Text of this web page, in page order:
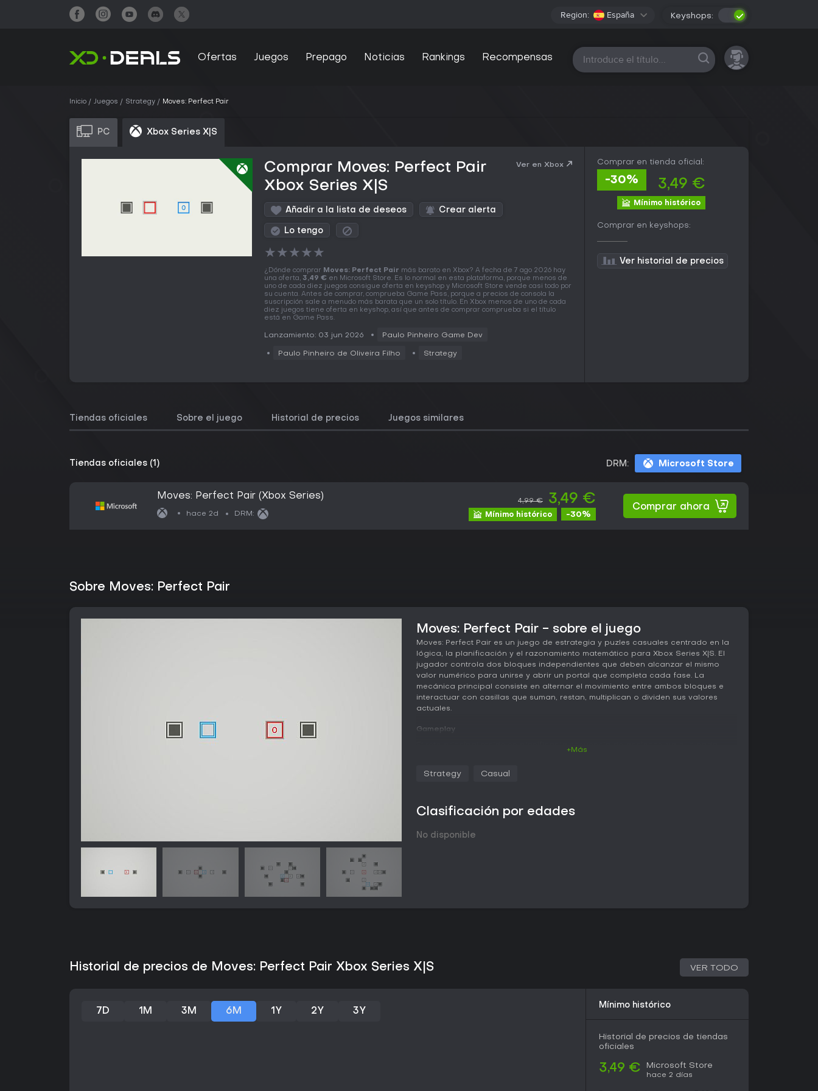
Region: España Keyshops:
Ofertas Juegos Prepago Noticias Rankings Recompensas Todas las plataformas
Inicio Juegos Strategy Moves: Perfect Pair
PC Xbox Series X|S
Comprar Moves: Perfect Pair
Xbox Series X|S
Ver en Xbox
Añadir a la lista de deseos Crear alerta
Lo tengo
★★★★★
¿Dónde comprar Moves: Perfect Pair más barato en Xbox? A fecha de 7 ago 2026 hay
una oferta, 3,49 € en Microsoft Store. Es lo normal en esta plataforma, porque menos de
uno de cada diez juegos consigue oferta en keyshop y Microsoft Store vende casi todo por
su cuenta. Antes de comprar, comprueba Game Pass, porque a precios de consola la
suscripción sale a menudo más barata que un solo título. En Xbox menos de uno de cada
diez juegos tiene oferta en keyshop, así que antes de comprar comprueba si el título
está en Game Pass.
Lanzamiento: 03 jun 2026 Paulo Pinheiro Game Dev
Paulo Pinheiro de Oliveira Filho Strategy
Comprar en tienda oficial:
-30% 3,49 €
Mínimo histórico
Comprar en keyshops:
Ver historial de precios
Tiendas oficiales Sobre el juego Historial de precios Juegos similares
Tiendas oficiales (1) DRM: Microsoft Store
Moves: Perfect Pair (Xbox Series)
hace 2d DRM:
4,99 € 3,49 €
Mínimo histórico -30%
Comprar ahora
Sobre Moves: Perfect Pair
Moves: Perfect Pair - sobre el juego
Moves: Perfect Pair es un juego de estrategia y puzles casuales centrado en la
lógica, la planificación y el razonamiento matemático para Xbox Series X|S. El
jugador controla dos bloques independientes que deben alcanzar el mismo
valor numérico para unirse y abrir un portal que completa cada fase. La
mecánica principal consiste en alternar el movimiento entre ambos bloques e
interactuar con casillas que suman, restan, multiplican o dividen sus valores
actuales.
Gameplay
de suma para aumentar su cifra y luego cambiar al segundo bloque para
que pasarse de objetivo o generar valores desiguales obliga a retroceder o
alcanzar el valor necesario.
patrones más que la velocidad, permitiendo estudiar el diseño y calcular las
operaciones necesarias con antelación.
Moves: Perfect Pair ofrece su contenido a través de una progresión para un
puzles individuales en orden. La dificultad aumenta mediante mayor
+Más
Strategy Casual
Clasificación por edades
No disponible
Historial de precios de Moves: Perfect Pair Xbox Series X|S VER TODO
7D 1M 3M 6M 1Y 2Y 3Y
Mínimo histórico
Historial de precios de tiendas
oficiales
3,49 € Microsoft Store
hace 2 días